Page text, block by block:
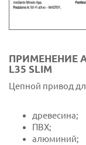
ПРИМЕНЕНИЕ
L35 SLIM
Цепной привод
древесина;
ПВХ;
алюминий;